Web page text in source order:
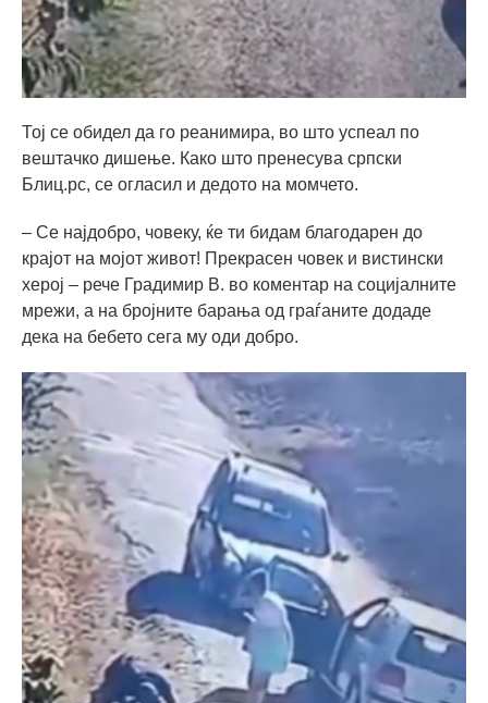
Тој се обидел да го реанимира, во што успеал по
вештачко дишење. Како што пренесува српски
Блиц.рс, се огласил и дедото на момчето.
– Се најдобро, човеку, ќе ти бидам благодарен до
крајот на мојот живот! Прекрасен човек и вистински
херој – рече Градимир В. во коментар на социјалните
мрежи, а на бројните барања од граѓаните додаде
дека на бебето сега му оди добро.